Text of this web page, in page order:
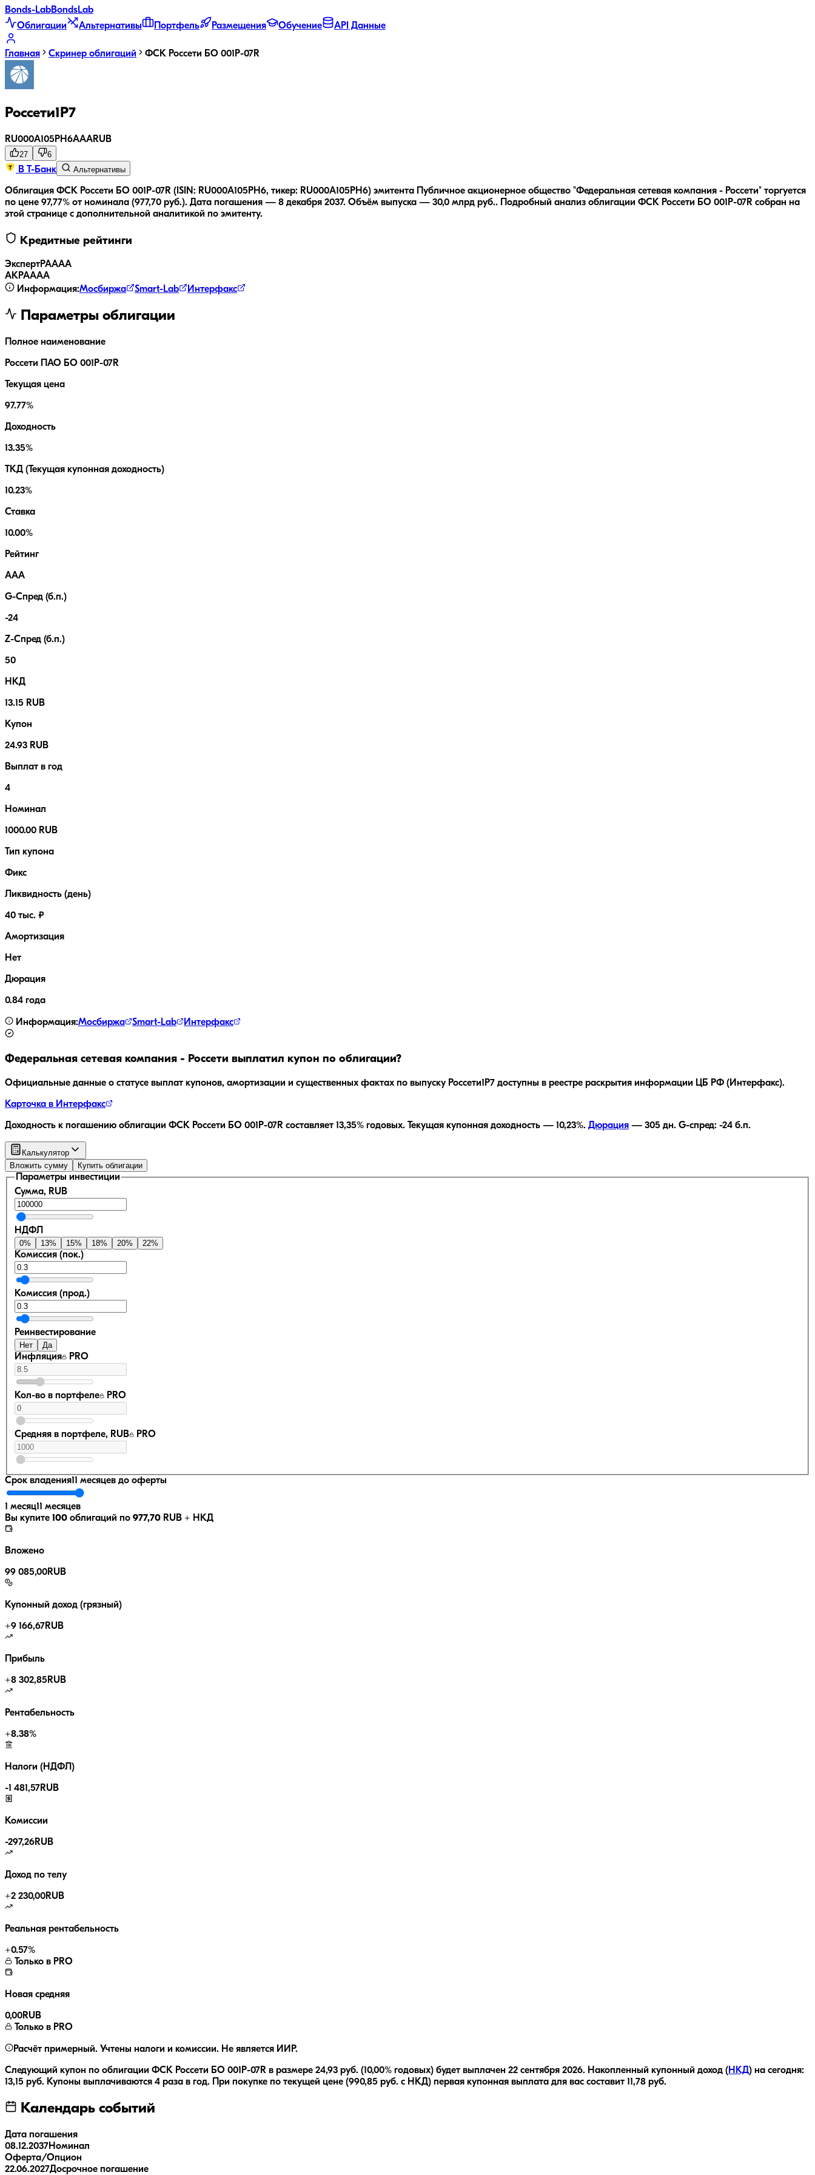
Bonds-LabBondsLab
Облигации
Альтернативы Портфель Размещения Обучение API Данные
Главная Скринер облигаций ФСК Россети БО 001P-07R
Россети1Р7
RU000A105PH6AAARUB
27 6
В Т-Банк Альтернативы
Облигация ФСК Россети БО 001P-07R (ISIN: RU000A105PH6, тикер: RU000A105PH6) эмитента Публичное акционерное общество "Федеральная сетевая компания - Россети" торгуется
по цене 97,77% от номинала (977,70 руб.). Дата погашения — 8 декабря 2037. Объём выпуска — 30,0 млрд руб.. Подробный анализ облигации ФСК Россети БО 001P-07R собран на
этой странице с дополнительной аналитикой по эмитенту.
Кредитные рейтинги
ЭкспертРАAAA
АКРАAAA
Информация:Мосбиржа Smart-Lab Интерфакс
Параметры облигации
Полное наименование
Россети ПАО БО 001P-07R
Текущая цена
97.77%
Доходность
13.35%
ТКД (Текущая купонная доходность)
10.23%
Ставка
10.00%
Рейтинг
AAA
G-Спред (б.п.)
-24
Z-Спред (б.п.)
50
НКД
13.15 RUB
Купон
24.93 RUB
Выплат в год
4
Номинал
1000.00 RUB
Тип купона
Фикс
Ликвидность (день)
40 тыс. ₽
Амортизация
Нет
Дюрация
0.84 года
Информация:Мосбиржа Smart-Lab Интерфакс
Федеральная сетевая компания - Россети выплатил купон по облигации?
Официальные данные о статусе выплат купонов, амортизации и существенных фактах по выпуску Россети1Р7 доступны в реестре раскрытия информации ЦБ РФ (Интерфакс).
Карточка в Интерфакс
Доходность к погашению облигации ФСК Россети БО 001P-07R составляет 13,35% годовых. Текущая купонная доходность — 10,23%. Дюрация — 305 дн. G-спред: -24 б.п.
Калькулятор
Вложить сумму
Купить облигации
Параметры инвестиции
Сумма, RUB
НДФЛ
0% 13% 15% 18% 20% 22%
Комиссия (пок.)
Комиссия (прод.)
Реинвестирование
Нет Да
Инфляция PRO
Кол-во в портфеле PRO
Средняя в портфеле, RUB PRO
Срок владения11 месяцев до оферты
1 месяц11 месяцев
Вы купите 100 облигаций по 977,70 RUB + НКД
Вложено
99 085,00RUB
Купонный доход (грязный)
+9 166,67RUB
Прибыль
+8 302,85 RUB
Рентабельность
+8.38%
Налоги (НДФЛ)
-1 481,57RUB
Комиссии
-297,26RUB
Доход по телу
+2 230,00RUB
Реальная рентабельность
+0.57%
Только в PRO
Новая средняя
0,00RUB
Только в PRO
Расчёт примерный. Учтены налоги и комиссии. Не является ИИР.
Следующий купон по облигации ФСК Россети БО 001P-07R в размере 24,93 руб. (10,00% годовых) будет выплачен 22 сентября 2026. Накопленный купонный доход ( НКД) на сегодня:
13,15 руб. Купоны выплачиваются 4 раза в год. При покупке по текущей цене (990,85 руб. с НКД) первая купонная выплата для вас составит 11,78 руб.
Календарь событий
Дата погашения
08.12.2037Номинал
Оферта/Опцион
22.06.2027Досрочное погашение